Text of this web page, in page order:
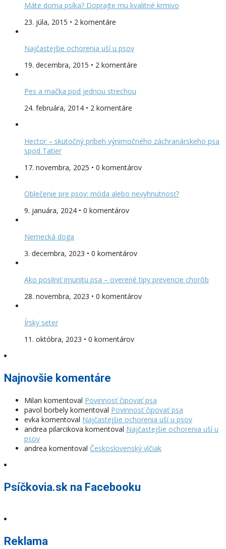
Máte doma psíka? Doprajte mu kvalitné krmivo
23. júla, 2015 • 2 komentáre
Najčastejšie ochorenia uší u psov
19. decembra, 2015 • 2 komentáre
Pes a mačka pod jednou strechou
24. februára, 2014 • 2 komentáre
Hector – skutočný príbeh výnimočného záchranárskeho psa
spod Tatier
17. novembra, 2025 • 0 komentárov
Oblečenie pre psov: móda alebo nevyhnutnosť?
9. januára, 2024 • 0 komentárov
Nemecká doga
3. decembra, 2023 • 0 komentárov
Ako posilniť imunitu psa – overené tipy prevencie chorôb
28. novembra, 2023 • 0 komentárov
Írsky seter
11. októbra, 2023 • 0 komentárov
Najnovšie komentáre
Milan komentoval Povinnosť čipovať psa
pavol borbely komentoval Povinnosť čipovať psa
evka komentoval Najčastejšie ochorenia uší u psov
andrea pilarcikova komentoval Najčastejšie ochorenia uší u
psov
andrea komentoval Československý vlčiak
Psíčkovia.sk na Facebooku
Reklama